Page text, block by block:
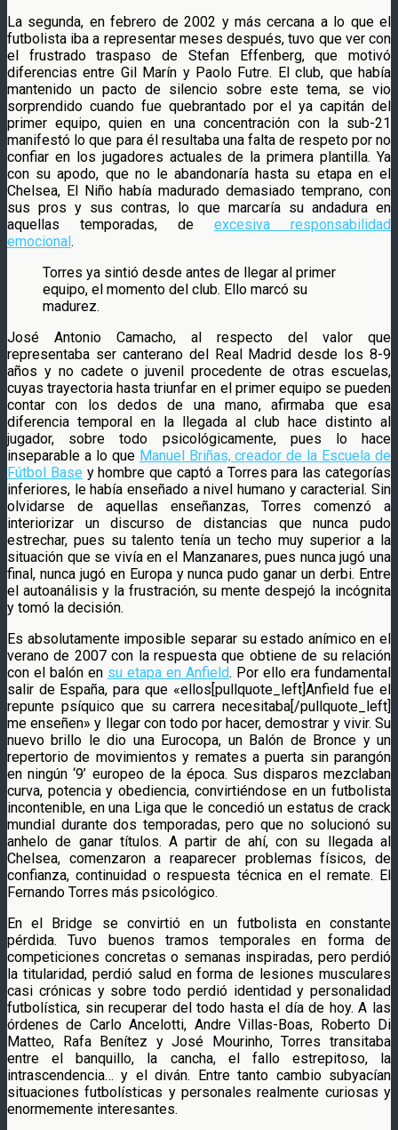
La segunda, en febrero de 2002 y más cercana a lo que el
futbolista iba a representar meses después, tuvo que ver con
el frustrado traspaso de Stefan Effenberg, que motivó
diferencias entre Gil Marín y Paolo Futre. El club, que había
mantenido un pacto de silencio sobre este tema, se vio
sorprendido cuando fue quebrantado por el ya capitán del
primer equipo, quien en una concentración con la sub-21
manifestó lo que para él resultaba una falta de respeto por no
confiar en los jugadores actuales de la primera plantilla. Ya
con su apodo, que no le abandonaría hasta su etapa en el
Chelsea, El Niño había madurado demasiado temprano, con
sus pros y sus contras, lo que marcaría su andadura en
aquellas temporadas, de excesiva responsabilidad
emocional.
Torres ya sintió desde antes de llegar al primer
equipo, el momento del club. Ello marcó su
madurez.
José Antonio Camacho, al respecto del valor que
representaba ser canterano del Real Madrid desde los 8-9
años y no cadete o juvenil procedente de otras escuelas,
cuyas trayectoria hasta triunfar en el primer equipo se pueden
contar con los dedos de una mano, afirmaba que esa
diferencia temporal en la llegada al club hace distinto al
jugador, sobre todo psicológicamente, pues lo hace
inseparable a lo que Manuel Briñas, creador de la Escuela de
Fútbol Base y hombre que captó a Torres para las categorías
inferiores, le había enseñado a nivel humano y caracterial. Sin
olvidarse de aquellas enseñanzas, Torres comenzó a
interiorizar un discurso de distancias que nunca pudo
estrechar, pues su talento tenía un techo muy superior a la
situación que se vivía en el Manzanares, pues nunca jugó una
final, nunca jugó en Europa y nunca pudo ganar un derbi. Entre
el autoanálisis y la frustración, su mente despejó la incógnita
y tomó la decisión.
Es absolutamente imposible separar su estado anímico en el
verano de 2007 con la respuesta que obtiene de su relación
con el balón en su etapa en Anfield. Por ello era fundamental
salir de España, para que «ellos[pullquote_left]Anfield fue el
repunte psíquico que su carrera necesitaba[/pullquote_left]
me enseñen» y llegar con todo por hacer, demostrar y vivir. Su
nuevo brillo le dio una Eurocopa, un Balón de Bronce y un
repertorio de movimientos y remates a puerta sin parangón
en ningún ‘9’ europeo de la época. Sus disparos mezclaban
curva, potencia y obediencia, convirtiéndose en un futbolista
incontenible, en una Liga que le concedió un estatus de crack
mundial durante dos temporadas, pero que no solucionó su
anhelo de ganar títulos. A partir de ahí, con su llegada al
Chelsea, comenzaron a reaparecer problemas físicos, de
confianza, continuidad o respuesta técnica en el remate. El
Fernando Torres más psicológico.
En el Bridge se convirtió en un futbolista en constante
pérdida. Tuvo buenos tramos temporales en forma de
competiciones concretas o semanas inspiradas, pero perdió
la titularidad, perdió salud en forma de lesiones musculares
casi crónicas y sobre todo perdió identidad y personalidad
futbolística, sin recuperar del todo hasta el día de hoy. A las
órdenes de Carlo Ancelotti, Andre Villas-Boas, Roberto Di
Matteo, Rafa Benítez y José Mourinho, Torres transitaba
entre el banquillo, la cancha, el fallo estrepitoso, la
intrascendencia… y el diván. Entre tanto cambio subyacían
situaciones futbolísticas y personales realmente curiosas y
enormemente interesantes.